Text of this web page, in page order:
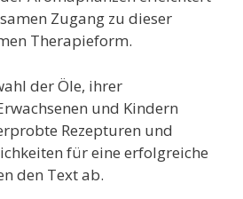
Zugang zu dieser
Therapieform.
der Öle, ihrer
und Kindern
Rezepturen und
für eine erfolgreiche
den Text ab.